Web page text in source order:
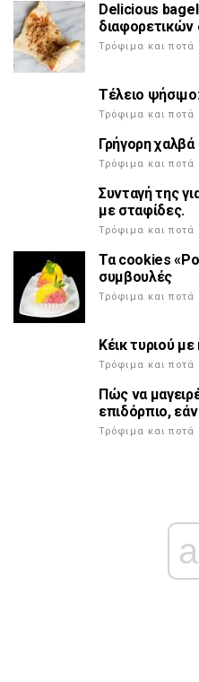
Delicious
Τρόφιμα και ποτά
Τέλειο
Τρόφιμα και ποτά
Γρήγορη χαλβά
Τρόφιμα και ποτά
Συνταγή της
με σταφίδες.
Τρόφιμα και ποτά
Τα cookies
συμβουλές
Τρόφιμα και ποτά
Κέικ τυριού με
Τρόφιμα και ποτά
Πώς να
επιδόρπιο,
Τρόφιμα και ποτά